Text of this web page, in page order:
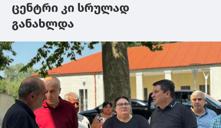
ცენტრი კი სრულად
განახლდა